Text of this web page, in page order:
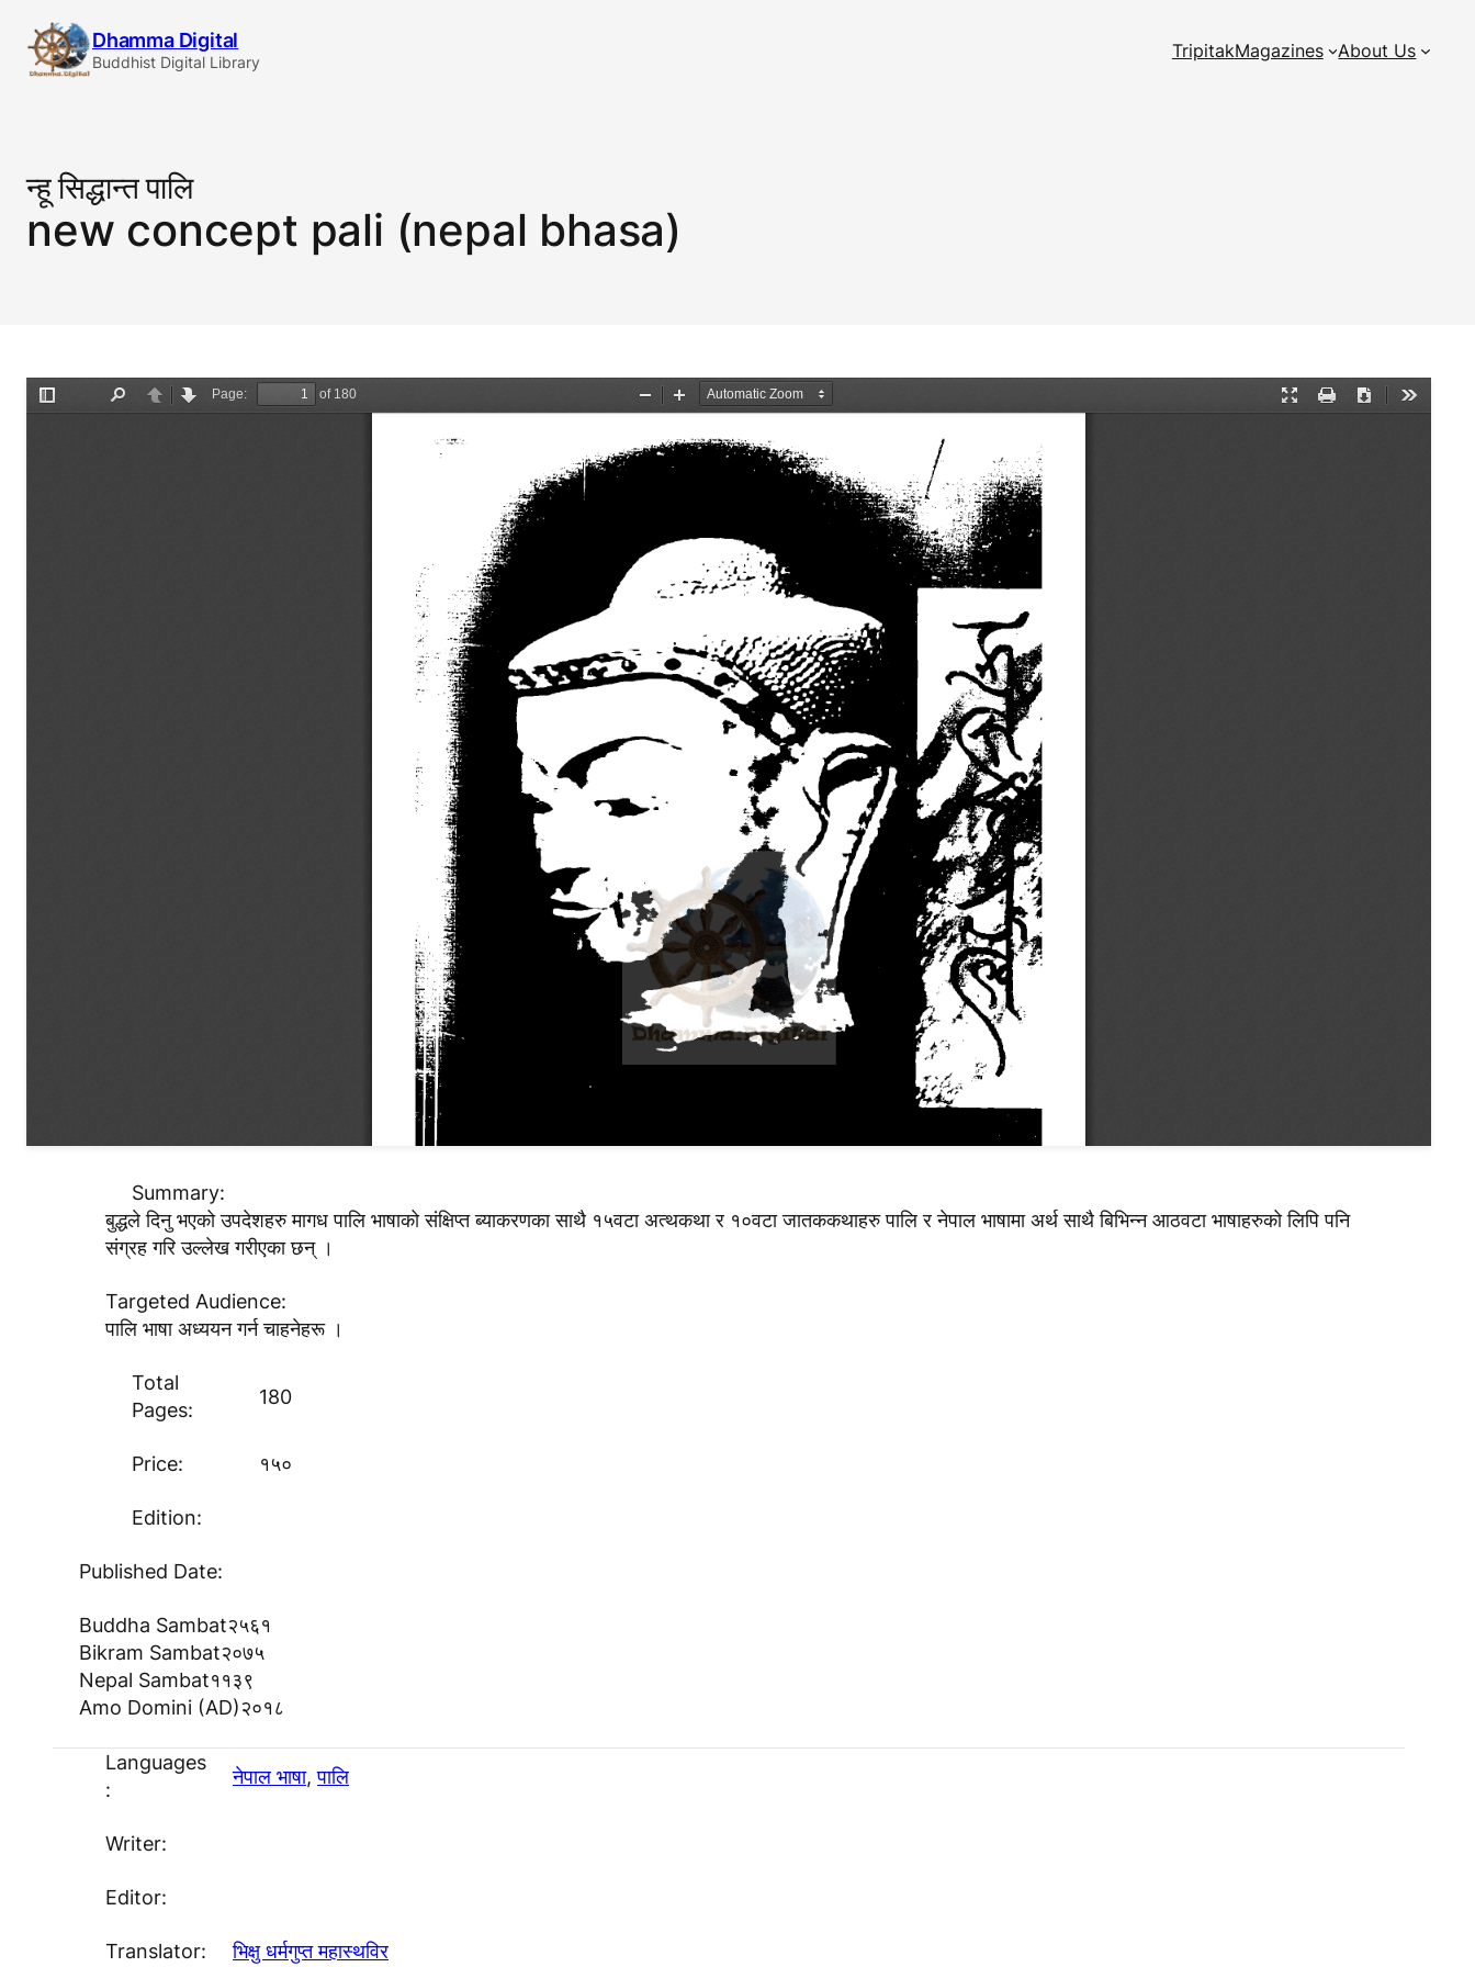
content
Dhamma Digital
Buddhist Digital Library TripitakMagazines About Us
न्हू सिद्धान्त पालि
new concept pali (nepal bhasa)
Summary:
बुद्धले दिनु भएको उपदेशहरु मागध पालि भाषाको संक्षिप्त ब्याकरणका साथै १५वटा अत्थकथा र १०वटा जातककथाहरु पालि र नेपाल भाषामा अर्थ साथै बिभिन्न आठवटा भाषाहरुको लिपि पनि
संग्रह गरि उल्लेख गरीएका छन् ।
Targeted Audience:
पालि भाषा अध्ययन गर्न चाहनेहरू ।
Total
Pages:
180
Price: १५०
Edition:
Published Date:
Buddha Sambat२५६१
Bikram Sambat२०७५
Nepal Sambat११३९
Amo Domini (AD)२०१८
Languages
:
नेपाल भाषा, पालि
Writer:
Editor:
Translator: भिक्षु धर्मगुप्त महास्थविर